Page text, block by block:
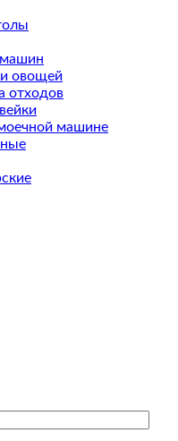
овощей
отходов
машине